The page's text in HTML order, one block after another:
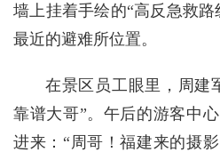
墙上挂着手绘的“高反急救
最近的避难所位置。
在景区员工眼里，周建
靠谱大哥”。午后的游客中
进来：“周哥！福建来的摄